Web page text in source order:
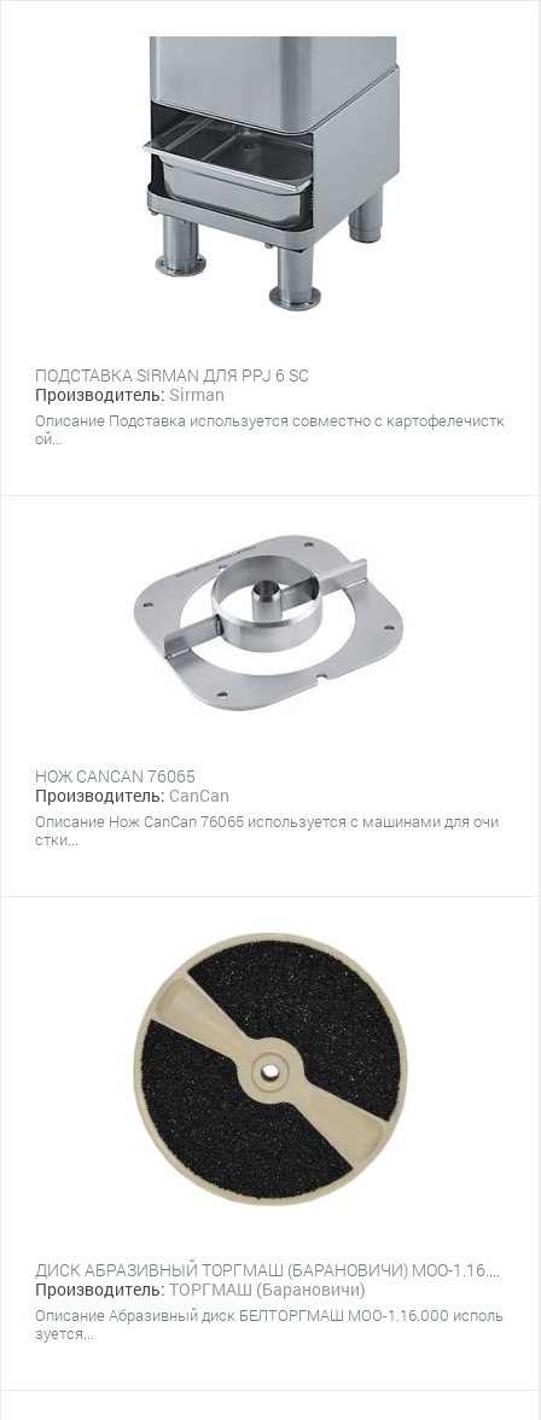
ПОДСТАВКА SIRMAN ДЛЯ PPJ 6 SC
Производитель: Sirman
Описание Подставка используется совместно с картофелечистк
ой...
НОЖ CANCAN 76065
Производитель: CanCan
Описание Нож CanCan 76065 используется с машинами для очи
стки...
ДИСК АБРАЗИВНЫЙ ТОРГМАШ (БАРАНОВИЧИ) МОО-1.16.000
Производитель: ТОРГМАШ (Барановичи)
Описание Абразивный диск БЕЛТОРГМАШ МОО-1.16.000 исполь
зуется...